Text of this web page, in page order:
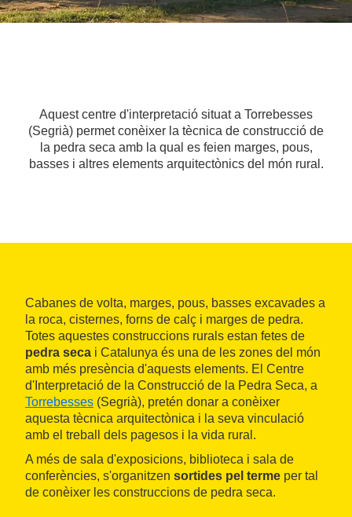
Aquest centre d'interpretació situat a Torrebesses
(Segrià) permet conèixer la tècnica de construcció de
la pedra seca amb la qual es feien marges, pous,
basses i altres elements arquitectònics del món rural.
Cabanes de volta, marges, pous, basses excavades a
la roca, cisternes, forns de calç i marges de pedra.
Totes aquestes construccions rurals estan fetes de
pedra seca i Catalunya és una de les zones del món
amb més presència d'aquests elements. El Centre
d'Interpretació de la Construcció de la Pedra Seca, a
Torrebesses (Segrià), pretén donar a conèixer
aquesta tècnica arquitectònica i la seva vinculació
amb el treball dels pagesos i la vida rural.
A més de sala d'exposicions, biblioteca i sala de
conferències, s'organitzen sortides pel terme per tal
de conèixer les construccions de pedra seca.